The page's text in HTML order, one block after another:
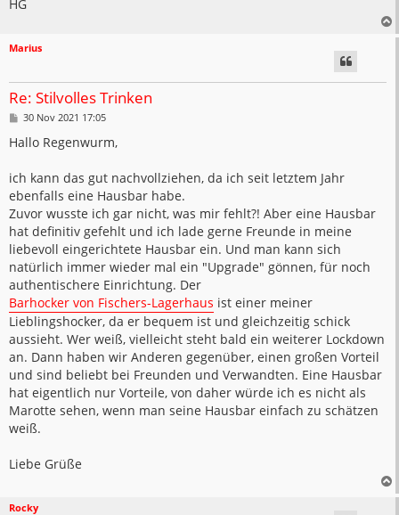
HG
Marius
Re: Stilvolles Trinken
B
i
t
a
g
30 Nov 2021 17:05
Hallo Regenwurm,
ich kann das gut nachvollziehen, da ich seit letztem Jahr
ebenfalls eine Hausbar habe.
Zuvor wusste ich gar nicht, was mir fehlt?! Aber eine Hausbar
hat definitiv gefehlt und ich lade gerne Freunde in meine
liebevoll eingerichtete Hausbar ein. Und man kann sich
natürlich immer wieder mal ein "Upgrade" gönnen, für noch
authentischere Einrichtung. Der
Barhocker von Fischers-Lagerhaus ist einer meiner
Lieblingshocker, da er bequem ist und gleichzeitig schick
aussieht. Wer weiß, vielleicht steht bald ein weiterer Lockdown
an. Dann haben wir Anderen gegenüber, einen großen Vorteil
und sind beliebt bei Freunden und Verwandten. Eine Hausbar
hat eigentlich nur Vorteile, von daher würde ich es nicht als
Marotte sehen, wenn man seine Hausbar einfach zu schätzen
weiß.
Liebe Grüße
Rocky